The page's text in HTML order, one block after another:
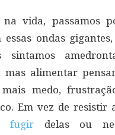
na vida, passamos
essas ondas
sintamos
mas alimentar
medo,
Em vez de resistir
fugir delas ou